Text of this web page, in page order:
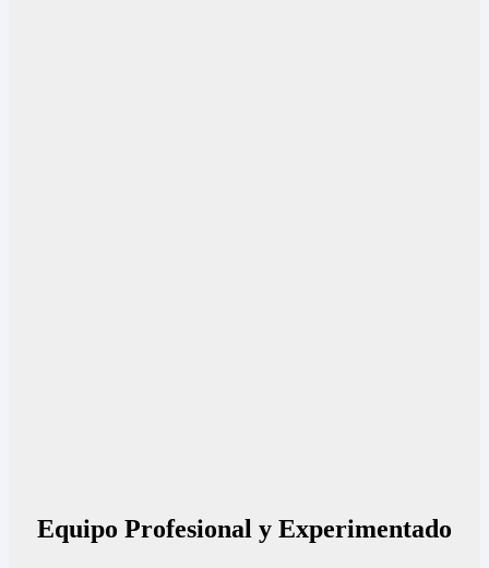
Equipo Profesional y Experimentado